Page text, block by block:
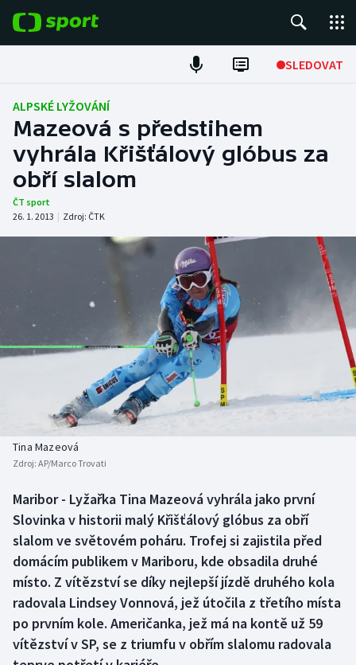
SLEDOVAT
Fotbal
Hokej
Tenis
Atletika
DALŠÍ SPORTY
Americký fotbal
Baseball a softbal
Basketbal
Biatlon
Box
Curling
Dostihy
Florbal
NEPŘEHLÉDNĚTE
Historické návraty
Aplikace ČT sport
ALPSKÉ LYŽOVÁNÍ
Mazeová s předstihem
vyhrála Křišťálový glóbus za
obří slalom
ČT sport
26. 1. 2013 | Zdroj: ČTK
Tina Mazeová
Zdroj: AP/Marco Trovati
Maribor - Lyžařka Tina Mazeová vyhrála jako první
Slovinka v historii malý Křišťálový glóbus za obří
slalom ve světovém poháru. Trofej si zajistila před
domácím publikem v Mariboru, kde obsadila druhé
místo. Z vítězství se díky nejlepší jízdě druhého kola
radovala Lindsey Vonnová, jež útočila z třetího místa
po prvním kole. Američanka, jež má na kontě už 59
vítězství v SP, se z triumfu v obřím slalomu radovala